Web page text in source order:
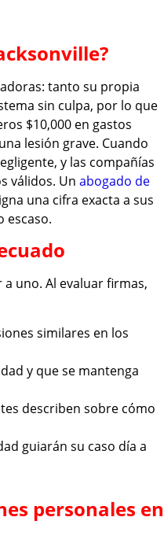
tanto su propia
sin culpa, por lo que
$10,000 en gastos
lesión grave. Cuando
y las compañías
válidos. Un abogado de
una cifra exacta a sus
escaso.
uno. Al evaluar firmas,
similares en los
y que se mantenga
describen sobre cómo
guiarán su caso día a
personales en